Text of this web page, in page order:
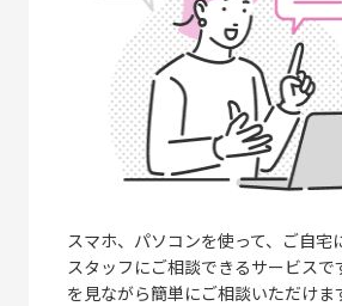
スマホ、パソコンを使って、ご自宅
スタッフにご相談できるサービスで
を見ながら簡単にご相談いただけま